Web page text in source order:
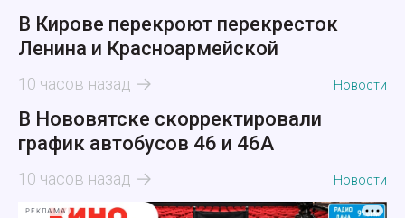
В Кирове перекроют перекресток
Ленина и Красноармейской
10 часов назад Новости
В Нововятске скорректировали
график автобусов 46 и 46А
10 часов назад Новости
РЕКЛАМА